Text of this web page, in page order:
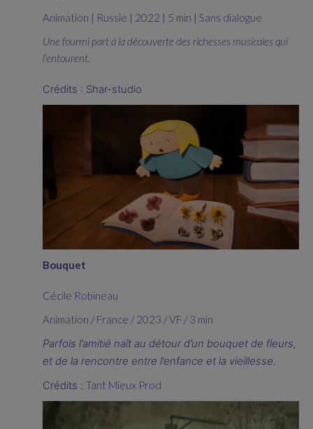
Animation | Russie | 2022 | 5 min | Sans dialogue
Une fourmi part à la découverte des richesses musicales qui
l’entourent.
Crédits : Shar-studio
Bouquet
Cécile Robineau
Animation / France / 2023 / VF / 3 min
Parfois l’amitié naît au détour d’un bouquet de fleurs,
et de la rencontre entre l’enfance et la vieillesse.
Crédits : Tant Mieux Prod